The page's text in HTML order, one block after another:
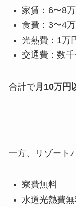
家賃： 6〜8
食費： 3〜4
光熱費： 1万
交通費：数千
合計で月 10万円
一方、リゾート
寮費無料
水道光熱費